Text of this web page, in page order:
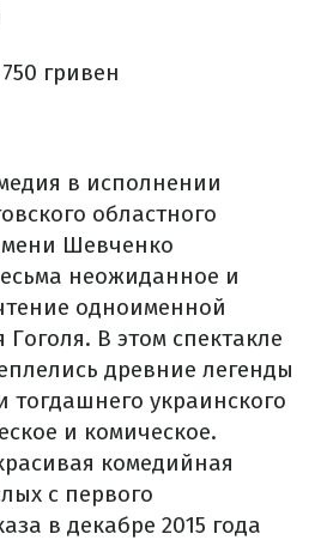
гривен
в исполнении
областного
Шевченко
неожиданное и
одноименной
В этом спектакле
древние легенды
украинского
и комическое.
комедийная
с первого
в декабре 2015 года